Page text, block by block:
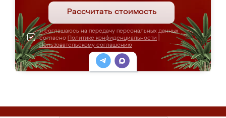
Рассчитать стоимость
Я соглашаюсь на передачу персональных данных
согласно Политике конфиденциальности
Пользовательскому соглашению